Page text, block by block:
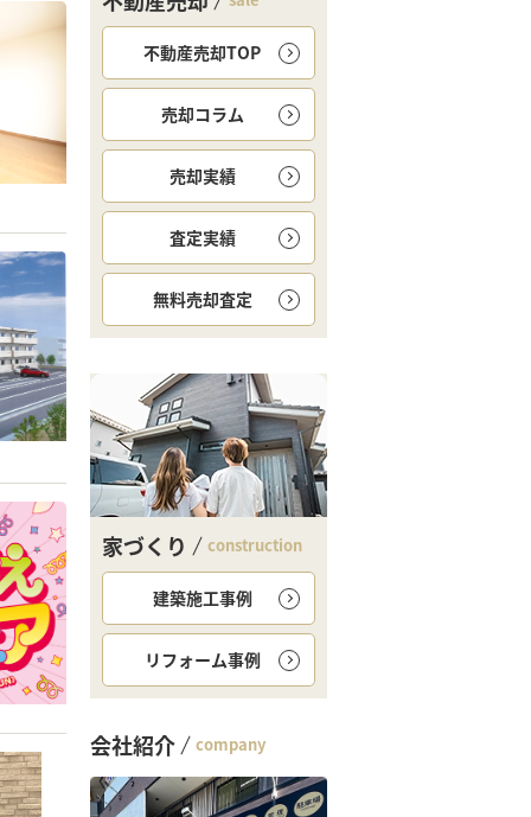
不動産売却TOP
売却コラム
売却実績
査定実績
無料売却査定
家づくり construction
建築施工事例
リフォーム事例
会社紹介 company